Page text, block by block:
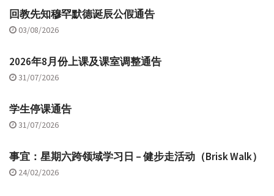
回教先知穆罕默德诞辰公假通告
03/08/2026
2026年8月份上课及课室调整通告
31/07/2026
学生停课通告
31/07/2026
事宜：星期六跨领域学习日 – 健步走活动（Brisk Walk）
24/02/2026